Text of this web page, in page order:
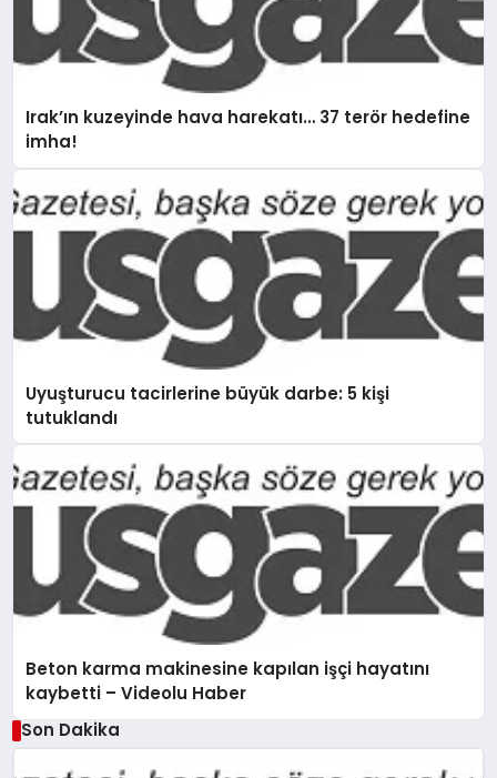
Irak’ın kuzeyinde hava harekatı… 37 terör hedefine
imha!
Uyuşturucu tacirlerine büyük darbe: 5 kişi
tutuklandı
Beton karma makinesine kapılan işçi hayatını
kaybetti – Videolu Haber
Son Dakika